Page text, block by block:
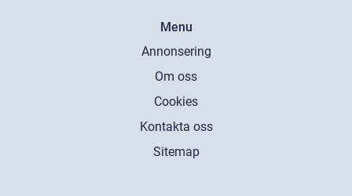
Menu
Annonsering
Om oss
Cookies
Kontakta oss
Sitemap